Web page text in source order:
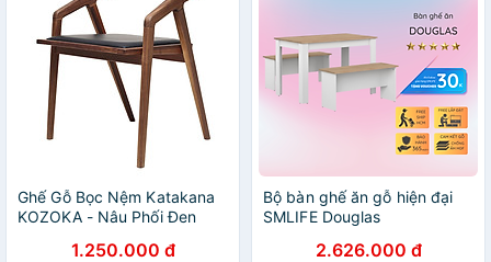
Ghế Gỗ Bọc Nệm Katakana
KOZOKA - Nâu Phối Đen
1.250.000 đ
Bộ bàn ghế ăn gỗ hiện đại
SMLIFE Douglas
2.626.000 đ